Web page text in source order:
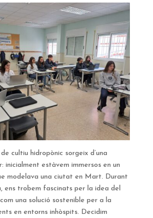
cultiu hidropònic sorgeix d’una
inicialment estàvem immersos en un
modelava una ciutat en Mart. Durant
ens trobem fascinats per la idea del
una solució sostenible per a la
en entorns inhòspits. Decidim